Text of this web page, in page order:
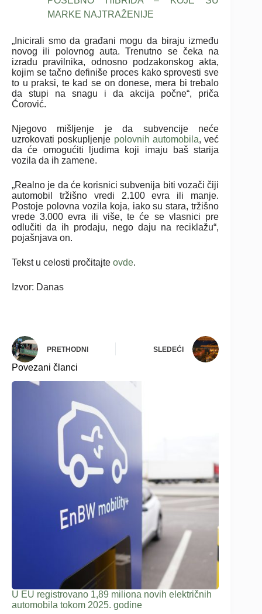
MARKE NAJTRAŽENIJE
„Inicirali smo da građani mogu da biraju između
novog ili polovnog auta. Trenutno se čeka na
izradu pravilnika, odnosno podzakonskog akta,
kojim se tačno definiše proces kako sprovesti sve
to u praksi, te kad se on donese, mera bi trebalo
da stupi na snagu i da akcija počne“, priča
Ćorović.
Njegovo mišljenje je da subvencije neće
uzrokovati poskupljenje polovnih automobila, već
da će omogućiti ljudima koji imaju baš starija
vozila da ih zamene.
„Realno je da će korisnici subvenija biti vozači čiji
automobil tržišno vredi 2.100 evra ili manje.
Postoje polovna vozila koja, iako su stara, tržišno
vrede 3.000 evra ili više, te će se vlasnici pre
odlučiti da ih prodaju, nego daju na reciklažu“,
pojašnjava on.
Tekst u celosti pročitajte ovde.
Izvor: Danas
PRETHODNI SLEDEĆI
Povezani članci
U EU registrovano 1,89 miliona novih električnih
automobila tokom 2025. godine